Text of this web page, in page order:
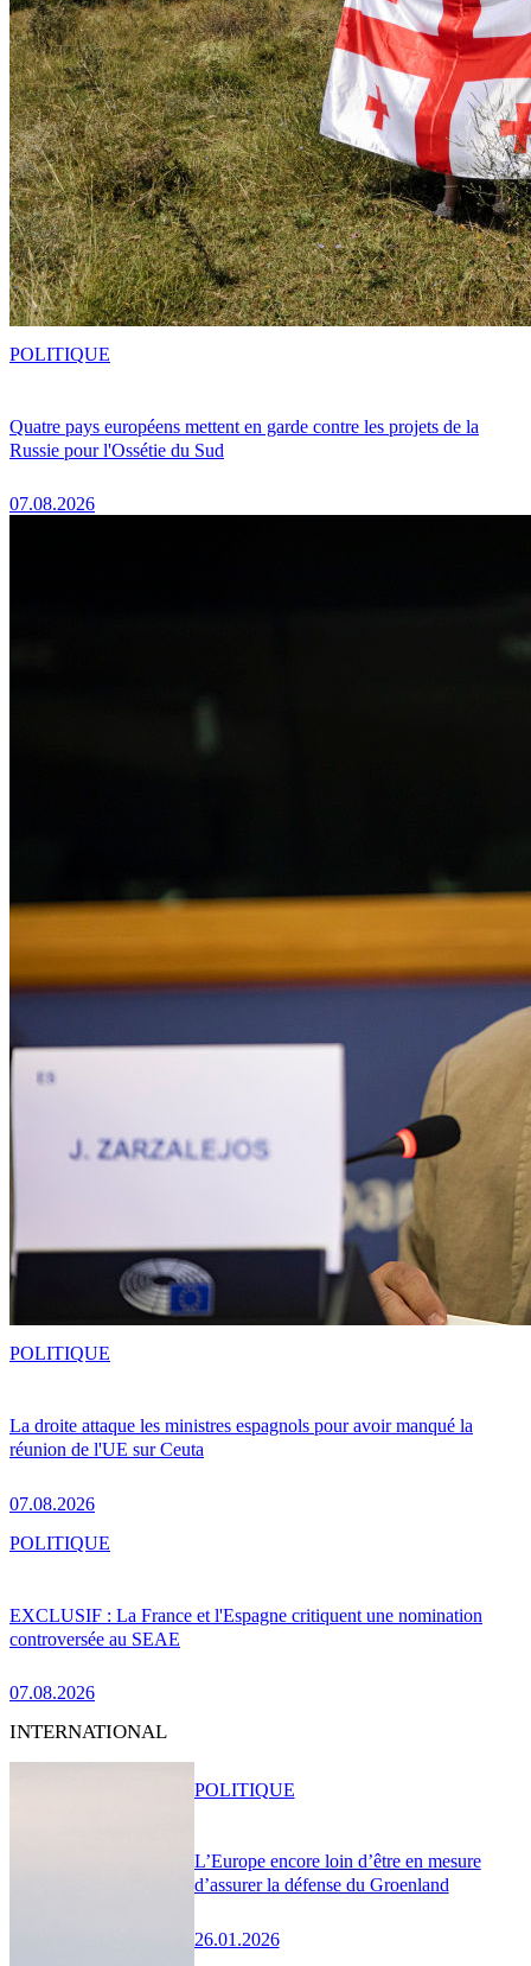
Quatre pays européens mettent en garde contre les projets de la
Russie pour l'Ossétie du Sud
07.08.2026
POLITIQUE
La droite attaque les ministres espagnols pour avoir manqué la
réunion de l'UE sur Ceuta
07.08.2026
POLITIQUE
EXCLUSIF : La France et l'Espagne critiquent une nomination
controversée au SEAE
07.08.2026
POLITIQUE
INTERNATIONAL
L’Europe encore loin d’être en mesure
d’assurer la défense du Groenland
26.01.2026
POLITIQUE